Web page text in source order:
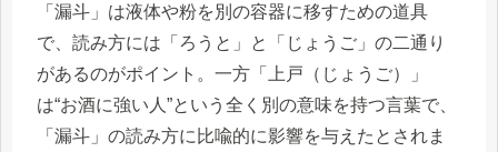
「漏斗」は液体や粉を別の容器に移すための道具
で、読み方には「ろうと」と「じょうご」の二通り
があるのがポイント。一方「上戸（じょうご）」
は“お酒に強い人”という全く別の意味を持つ言葉で、
「漏斗」の読み方に比喩的に影響を与えたとされま